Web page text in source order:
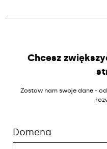
Chcesz
Zostaw nam swoje dane -
Domena